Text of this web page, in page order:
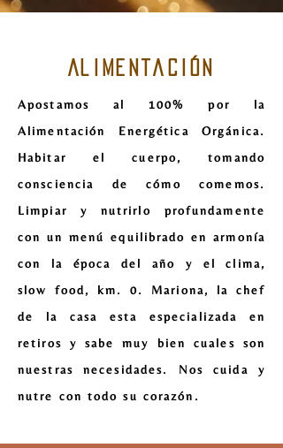
AlimentaciÓn
Apostamos al 100% por la
Alimentación Energética Orgánica.
Habitar el cuerpo, tomando
consciencia de cómo comemos.
Limpiar y nutrirlo profundamente
con un menú equilibrado en armonía
con la época del año y el clima,
slow food, km. 0. Mariona, la chef
de la casa esta especializada en
retiros y sabe muy bien cuales son
nuestras necesidades. Nos cuida y
nutre con todo su corazón.